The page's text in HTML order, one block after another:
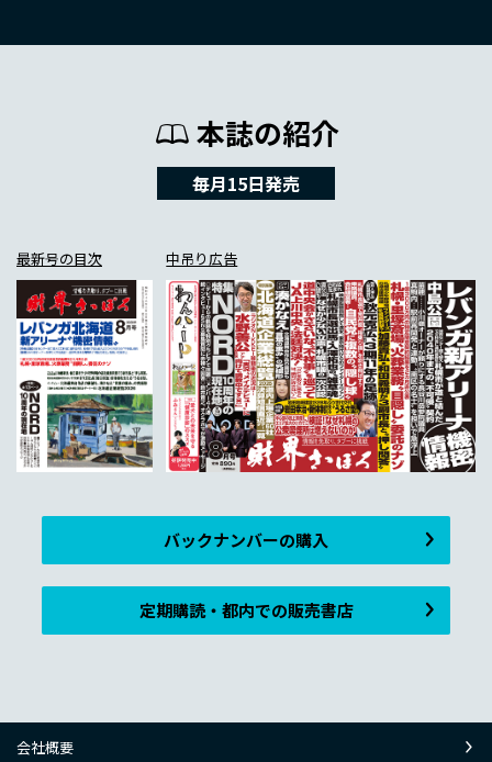
本誌の紹介
毎月15日発売
最新号の目次 中吊り広告
バックナンバーの購入
定期購読・都内での販売書店
会社概要